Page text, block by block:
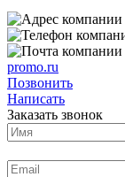
promo.ru
Позвонить
Написать
Заказать звонок